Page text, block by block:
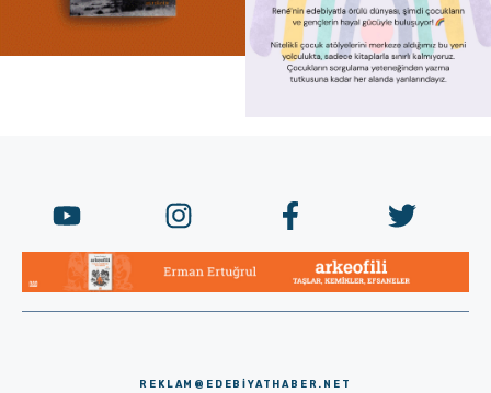
REKLAM@EDEBIYATHABER.NET